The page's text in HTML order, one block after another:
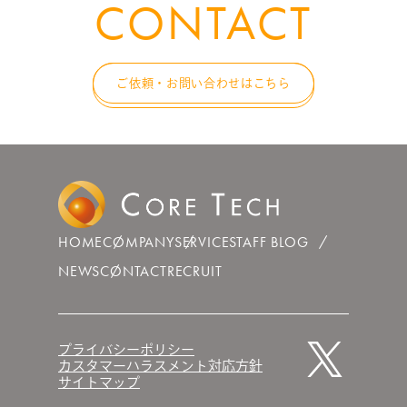
CONTACT
ご依頼・お問い合わせはこちら
HOMECOMPANYSERVICESTAFF BLOG
NEWSCONTACTRECRUIT
プライバシーポリシー
カスタマーハラスメント対応方針
サイトマップ